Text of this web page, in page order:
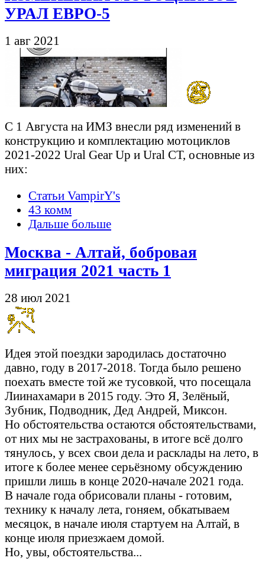
УРАЛ ЕВРО-5
1 авг 2021
С 1 Августа на ИМЗ внесли ряд изменений в
конструкцию и комплектацию мотоциклов
2021-2022 Ural Gear Up и Ural CT, основные из
них:
Статьи VampirY's
43 комм
Дальше больше
Москва - Алтай, бобровая
миграция 2021 часть 1
28 июл 2021
Идея этой поездки зародилась достаточно
давно, году в 2017-2018. Тогда было решено
поехать вместе той же тусовкой, что посещала
Лиинахамари в 2015 году. Это Я, Зелёный,
Зубник, Подводник, Дед Андрей, Миксон.
Но обстоятельства остаются обстоятельствами,
от них мы не застрахованы, в итоге всё долго
тянулось, у всех свои дела и расклады на лето, в
итоге к более менее серьёзному обсуждению
пришли лишь в конце 2020-начале 2021 года.
В начале года обрисовали планы - готовим,
технику к началу лета, гоняем, обкатываем
месяцок, в начале июля стартуем на Алтай, в
конце июля приезжаем домой.
Но, увы, обстоятельства...